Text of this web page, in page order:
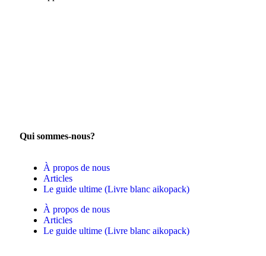
Qui sommes-nous?
À propos de nous
Articles
Le guide ultime (Livre blanc aikopack)
À propos de nous
Articles
Le guide ultime (Livre blanc aikopack)